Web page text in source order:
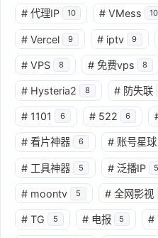
# 代理IP 10 # VMess 10
# Vercel 9 # iptv 9
# VPS 8 # 免费vps 8
# Hysteria2 8 # 防失联
# 1101 6 # 522 6
# 看片神器 6 # 账号星球
# 工具神器 5 # 泛播IP 5
# moontv 5 # 全网影视
# TG 5 # 电报 5 #